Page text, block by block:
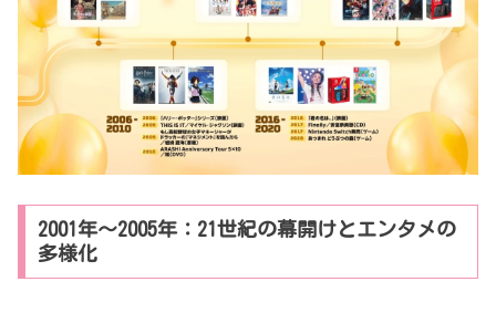
2001年～2005年：21世紀の幕開けとエンタメの
多様化